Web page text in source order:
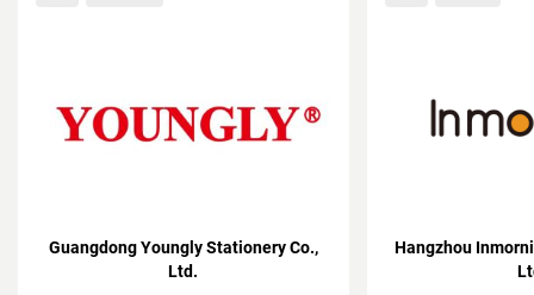
Guangdong Youngly Stationery Co.,
Ltd.
Hangzhou